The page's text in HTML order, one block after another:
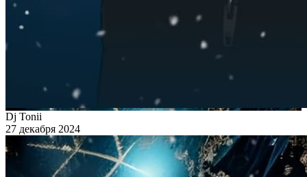
Dj Tonii
27 декабря 2024